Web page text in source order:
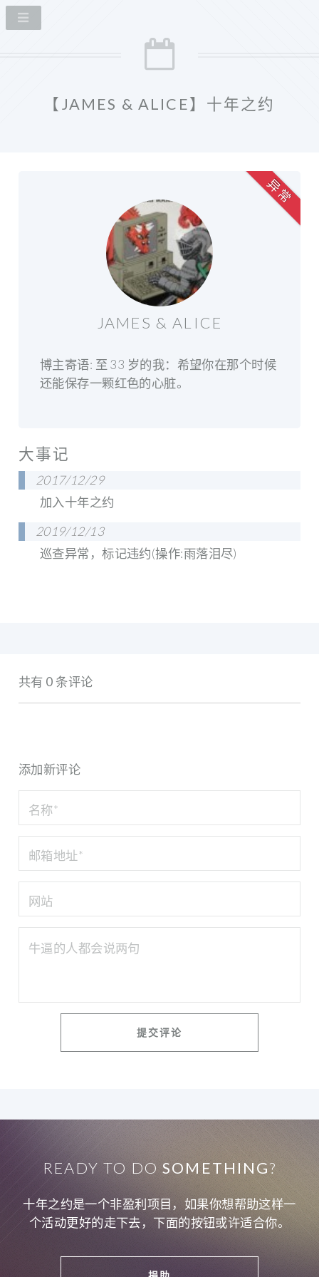
【JAMES & ALICE】十年之约
JAMES & ALICE
博主寄语: 至 33 岁的我：希望你在那个时候
还能保存一颗红色的心脏。
异 常
大事记
2017/12/29
加入十年之约
2019/12/13
巡查异常，标记违约(操作:雨落泪尽)
共有 0 条评论
添加新评论
READY TO DOSOMETHING?
十年之约是一个非盈利项目，如果你想帮助这样一
个活动更好的走下去，下面的按钮或许适合你。